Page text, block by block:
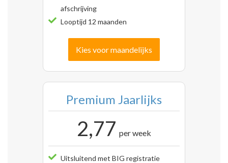
afschrijving
Looptijd 12 maanden
Kies voor maandelijks
Premium Jaarlijks
2,77 per week
Uitsluitend met BIG registratie